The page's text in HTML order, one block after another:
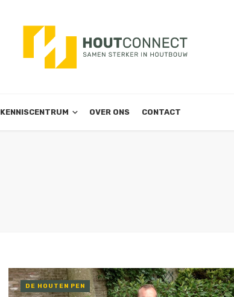
KENNISCENTRUM OVER ONS CONTACT
DE HOUTEN PEN